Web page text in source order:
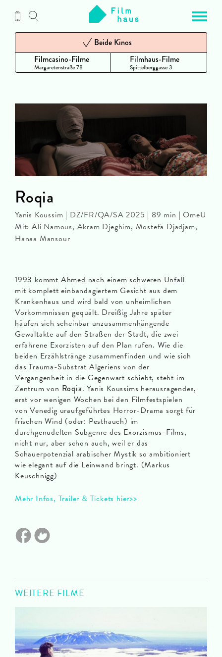
Inhalt
Filmcasino-Filme
Margaretenstraße 78
Beide Kinos
Filmhaus-Filme
Spittelberggasse 3
1993 kommt Ahmed nach einem schweren Unfall
mit komplett einbandagiertem Gesicht aus dem
Krankenhaus und wird bald von unheimlichen
Vorkommnissen gequält. Dreißig Jahre später
häufen sich scheinbar unzusammenhängende
Gewaltakte auf den Straßen der Stadt, die zwei
erfahrene Exorzisten auf den Plan rufen. Wie die
beiden Erzählstränge zusammenfinden und wie sich
das Trauma-Substrat Algeriens von der
Vergangenheit in die Gegenwart schiebt, steht im
Zentrum von Roqia. Yanis Koussims herausragendes,
erst vor wenigen Wochen bei den Filmfestspielen
von Venedig uraufgeführtes Horror-Drama sorgt für
frischen Wind (oder: Pesthauch) im
durchgenudelten Subgenre des Exorzismus-Films,
nicht nur, aber schon auch, weil er das
Schauerpotenzial arabischer Mystik so ambitioniert
wie elegant auf die Leinwand bringt. (Markus
Keuschnigg)
Mehr Infos, Trailer & Tickets hier>>
Roqia
Yanis Koussim | DZ/FR/QA/SA 2025 | 89 min | OmeU
Mit: Ali Namous, Akram Djeghim, Mostefa Djadjam,
Hanaa Mansour
WEITERE FILME